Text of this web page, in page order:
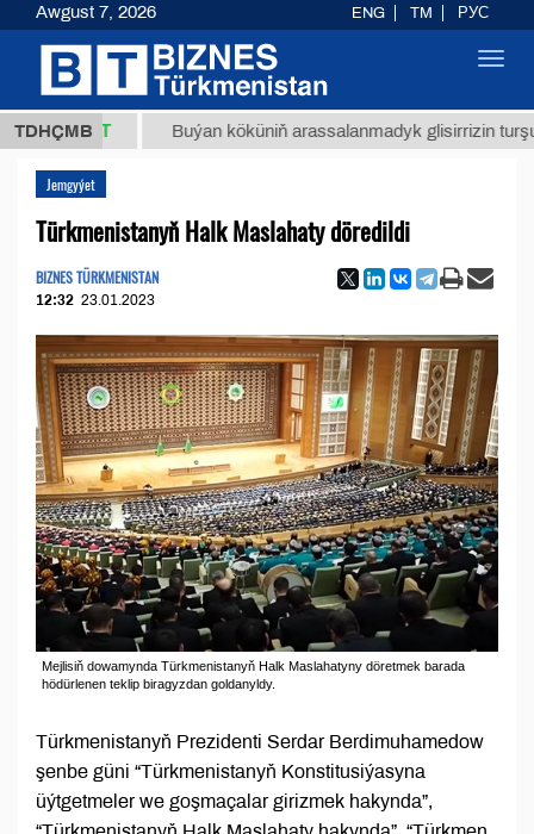
TDHÇMB
ТМТ Buýan köküniň arassalanmadyk glisirrizin turşusy (t.)
Jemgyýet
Türkmenistanyň Halk Maslahaty döredildi
BIZNES TÜRKMENISTAN
12:32 23.01.2023
Mejlisiň dowamynda Türkmenistanyň Halk Maslahatyny döretmek barada
hödürlenen teklip biragyzdan goldanyldy.
Türkmenistanyň Prezidenti Serdar Berdimuhamedow
şenbe güni “Türkmenistanyň Konstitusiýasyna
üýtgetmeler we goşmaçalar girizmek hakynda”,
Awgust 7, 2026 ENG TM РУС